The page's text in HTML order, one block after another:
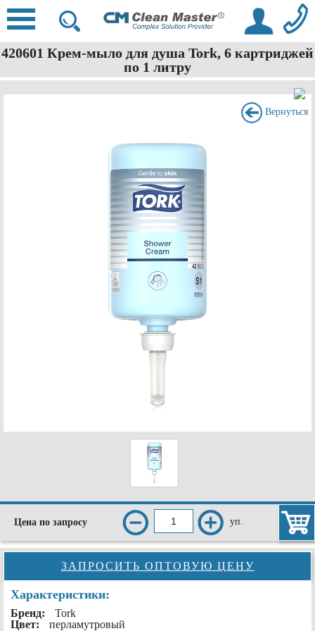
420601 Крем-мыло для душа Tork, 6 картриджей
по 1 литру
Вернуться
Цена по запросу уп.
ЗАПРОСИТЬ ОПТОВУЮ ЦЕНУ
Характеристики:
Бренд:
Tork
Цвет:
перламутровый